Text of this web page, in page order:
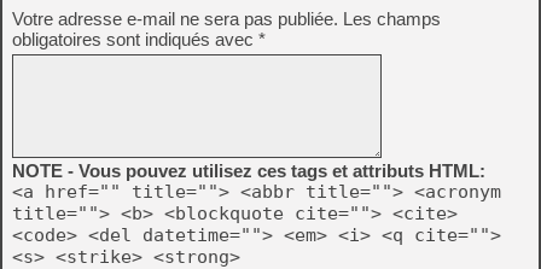
Votre adresse e-mail ne sera pas publiée. Les champs
obligatoires sont indiqués avec *
NOTE - Vous pouvez utilisez ces tags et attributs HTML:
<a href="" title=""> <abbr title=""> <acronym
title=""> <b> <blockquote cite=""> <cite>
<code> <del datetime=""> <em> <i> <q cite="">
<s> <strike> <strong>